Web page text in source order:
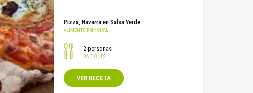
Pizza Navarra en Salsa Verde
2 personas
VER RECETA